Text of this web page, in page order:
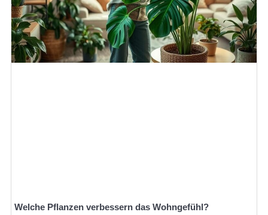
Welche Pflanzen verbessern das Wohngefühl?